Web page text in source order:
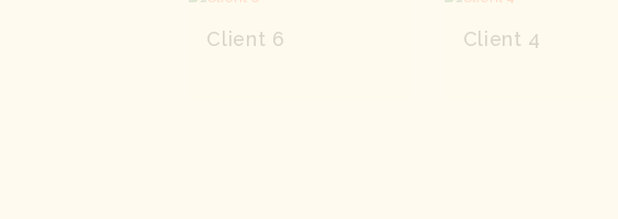
Client 6 Client 4